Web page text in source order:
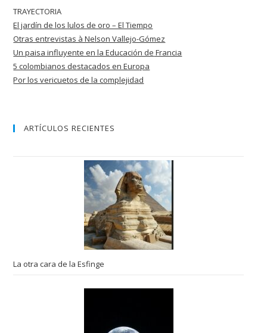
TRAYECTORIA
El jardín de los lulos de oro – El Tiempo
Otras entrevistas à Nelson Vallejo-Gómez
Un paisa influyente en la Educación de Francia
5 colombianos destacados en Europa
Por los vericuetos de la complejidad
ARTÍCULOS RECIENTES
La otra cara de la Esfinge